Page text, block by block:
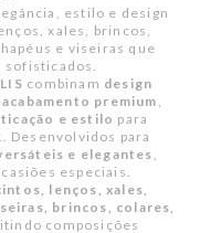
estilo e design
xales, brincos,
e viseiras que
sofisticados.
combinam design
premium ,
e estilo para
Desenvolvidos para
e elegantes ,
especiais.
lenços, xales,
brincos, colares,
composições